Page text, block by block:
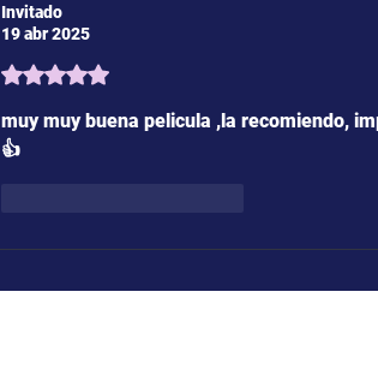
Invitado
19 abr 2025
Obtuvo 5 de 5 estrellas.
muy muy buena pelicula ,la recomiendo,
👍